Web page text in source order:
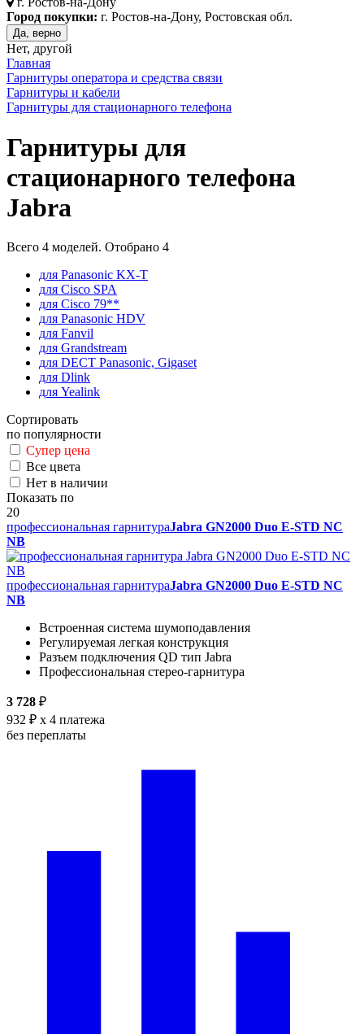
Город покупки: г. Ростов-на-Дону, Ростовская обл.
Да, верно
Нет, другой
Главная
Гарнитуры оператора и средства связи
Гарнитуры и кабели
Гарнитуры для стационарного телефона
Гарнитуры для
стационарного телефона
Jabra
Всего 4 моделей. Отобрано 4
для Panasonic KX-T
для Cisco SPA
для Cisco 79**
для Panasonic HDV
для Fanvil
для Grandstream
для DECT Panasonic, Gigaset
для Dlink
для Yealink
Сортировать
по популярности
Супер цена
Все цвета
Нет в наличии
Показать по
20
профессиональная гарнитураJabra GN2000 Duo E-STD NC
NB
профессиональная гарнитураJabra GN2000 Duo E-STD NC
NB
Встроенная система шумоподавления
Регулируемая легкая конструкция
Разъем подключения QD тип Jabra
Профессиональная стерео-гарнитура
3 728 ₽
932 ₽ x 4 платежа
без переплаты